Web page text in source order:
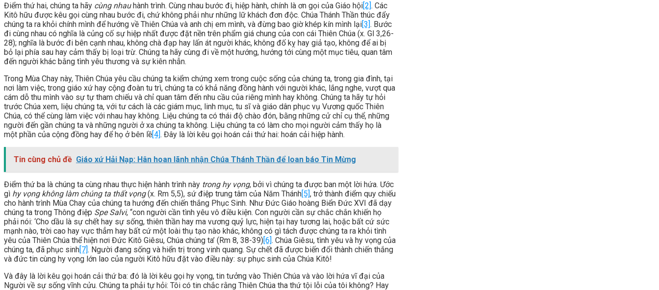
Điểm thứ hai, chúng ta hãy cùng nhauhành trình. Cùng nhau bước đi, hiệp hành, chính là ơn gọi của Giáo hội[2]. Các
Kitô hữu được kêu gọi cùng nhau bước đi, chứ không phải như những lữ khách đơn độc. Chúa Thánh Thần thúc đẩy
chúng ta ra khỏi chính mình để hướng về Thiên Chúa và anh chị em mình, và đừng bao giờ khép kín mình lại[3]. Bước
đi cùng nhau có nghĩa là củng cố sự hiệp nhất được đặt nền trên phẩm giá chung của con cái Thiên Chúa (x. Gl 3,26-
28); nghĩa là bước đi bên cạnh nhau, không chà đạp hay lấn át người khác, không đố kỵ hay giả tạo, không để ai bị
bỏ lại phía sau hay cảm thấy bị loại trừ. Chúng ta hãy cùng đi về một hướng, hướng tới cùng một mục tiêu, quan tâm
đến người khác bằng tình yêu thương và sự kiên nhẫn.
Trong Mùa Chay này, Thiên Chúa yêu cầu chúng ta kiểm chứng xem trong cuộc sống của chúng ta, trong gia đình, tại
nơi làm việc, trong giáo xứ hay cộng đoàn tu trì, chúng ta có khả năng đồng hành với người khác, lắng nghe, vượt qua
cám dỗ thu mình vào sự tự tham chiếu và chỉ quan tâm đến nhu cầu của riêng mình hay không. Chúng ta hãy tự hỏi
trước Chúa xem, liệu chúng ta, với tư cách là các giám mục, linh mục, tu sĩ và giáo dân phục vụ Vương quốc Thiên
Chúa, có thể cùng làm việc với nhau hay không. Liệu chúng ta có thái độ chào đón, bằng những cử chỉ cụ thể, những
người đến gần chúng ta và những người ở xa chúng ta không. Liệu chúng ta có làm cho mọi người cảm thấy họ là
một phần của cộng đồng hay để họ ở bên lề[4]. Đây là lời kêu gọi hoán cải thứ hai: hoán cải hiệp hành.
Tin cùng chủ đề Giáo xứ Hải Nạp: Hân hoan lãnh nhận Chúa Thánh Thần để loan báo Tin Mừng
Điểm thứ ba là chúng ta cùng nhau thực hiện hành trình này trong hy vọng, bởi vì chúng ta được ban một lời hứa. Ước
gì hy vọng không làm chúng ta thất vọng(x. Rm 5,5), sứ điệp trung tâm của Năm Thánh[5], trở thành điểm quy chiếu
cho hành trình Mùa Chay của chúng ta hướng đến chiến thắng Phục Sinh. Như Đức Giáo hoàng Biển Đức XVI đã dạy
chúng ta trong Thông điệp Spe Salvi, “con người cần tình yêu vô điều kiện. Con người cần sự chắc chắn khiến họ
phải nói: ‘Cho dầu là sự chết hay sự sống, thiên thần hay ma vương quỷ lực, hiện tại hay tương lai, hoặc bất cứ sức
mạnh nào, trời cao hay vực thẳm hay bất cứ một loài thụ tạo nào khác, không có gì tách được chúng ta ra khỏi tình
yêu của Thiên Chúa thể hiện nơi Đức Kitô Giêsu, Chúa chúng ta’ (Rm 8, 38-39)[6]. Chúa Giêsu, tình yêu và hy vọng của
chúng ta, đã phục sinh[7]. Người đang sống và hiển trị trong vinh quang. Sự chết đã được biến đổi thành chiến thắng
và đức tin cùng hy vọng lớn lao của người Kitô hữu đặt vào điều này: sự phục sinh của Chúa Kitô!
Và đây là lời kêu gọi hoán cải thứ ba: đó là lời kêu gọi hy vọng, tin tưởng vào Thiên Chúa và vào lời hứa vĩ đại của
Người về sự sống vĩnh cửu. Chúng ta phải tự hỏi: Tôi có tin chắc rằng Thiên Chúa tha thứ tội lỗi của tôi không? Hay